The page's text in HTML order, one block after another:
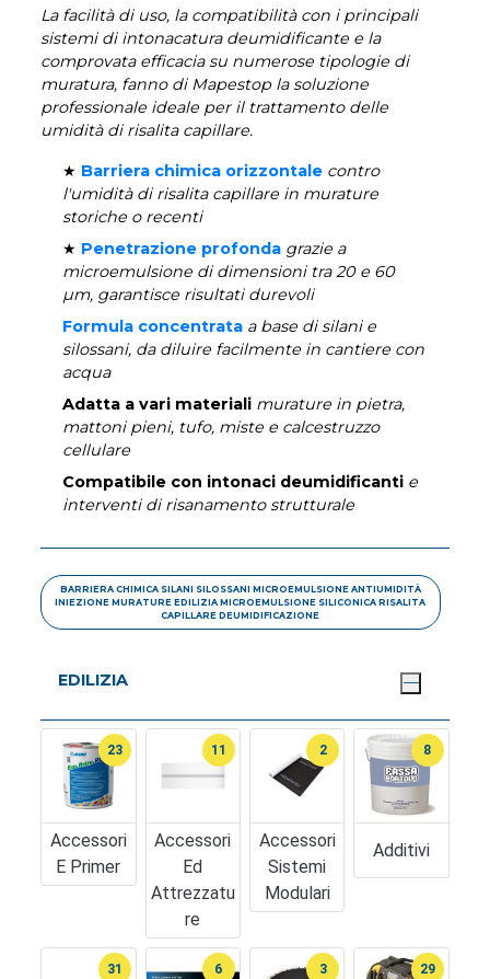
La facilità di uso, la compatibilità con i principali
sistemi di intonacatura deumidificante e la
comprovata efficacia su numerose tipologie di
muratura, fanno di Mapestop la soluzione
professionale ideale per il trattamento delle
umidità di risalita capillare.
★ Barriera chimica orizzontale contro
l'umidità di risalita capillare in murature
storiche o recenti
★ Penetrazione profonda grazie a
microemulsione di dimensioni tra 20 e 60
µm, garantisce risultati durevoli
Formula concentrata a base di silani e
silossani, da diluire facilmente in cantiere con
acqua
Adatta a vari materiali murature in pietra,
mattoni pieni, tufo, miste e calcestruzzo
cellulare
Compatibile con intonaci deumidificanti e
interventi di risanamento strutturale
BARRIERA CHIMICA SILANI SILOSSANI MICROEMULSIONE ANTIUMIDITÀ
INIEZIONE MURATURE EDILIZIA MICROEMULSIONE SILICONICA RISALITA
CAPILLARE DEUMIDIFICAZIONE
EDILIZIA
Accessori
E Primer
23
Accessori
Ed
Attrezzatu
Re
11
Accessori
Sistemi
Modulari
2
Additivi
8
31 6 3 29